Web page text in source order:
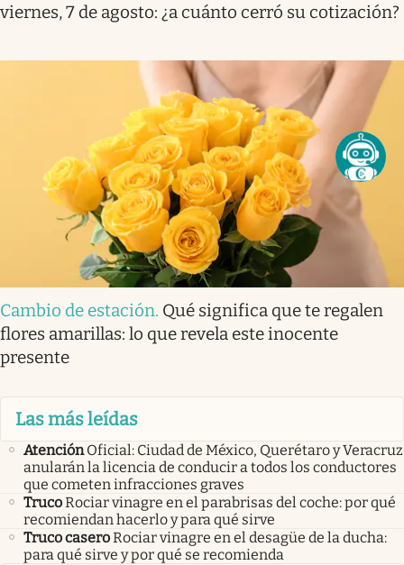
viernes, 7 de agosto: ¿a cuánto cerró su cotización?
Cambio de estación. Qué significa que te regalen
flores amarillas: lo que revela este inocente
presente
Las más leídas
Atención Oficial: Ciudad de México, Querétaro y Veracruz
anularán la licencia de conducir a todos los conductores
que cometen infracciones graves
TrucoRociar vinagre en el parabrisas del coche: por qué
recomiendan hacerlo y para qué sirve
Truco caseroRociar vinagre en el desagüe de la ducha:
para qué sirve y por qué se recomienda